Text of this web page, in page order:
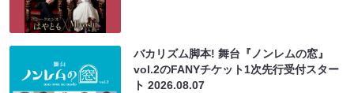
バカリズム脚本! 舞台『ノンレムの窓』
vol.2のFANYチケット1次先行受付スター
ト2026.08.07